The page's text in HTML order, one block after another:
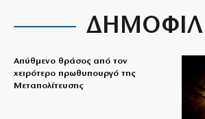
Απύθμενο θράσος από τον
χειρότερο πρωθυπουργό της
Μεταπολίτευσης